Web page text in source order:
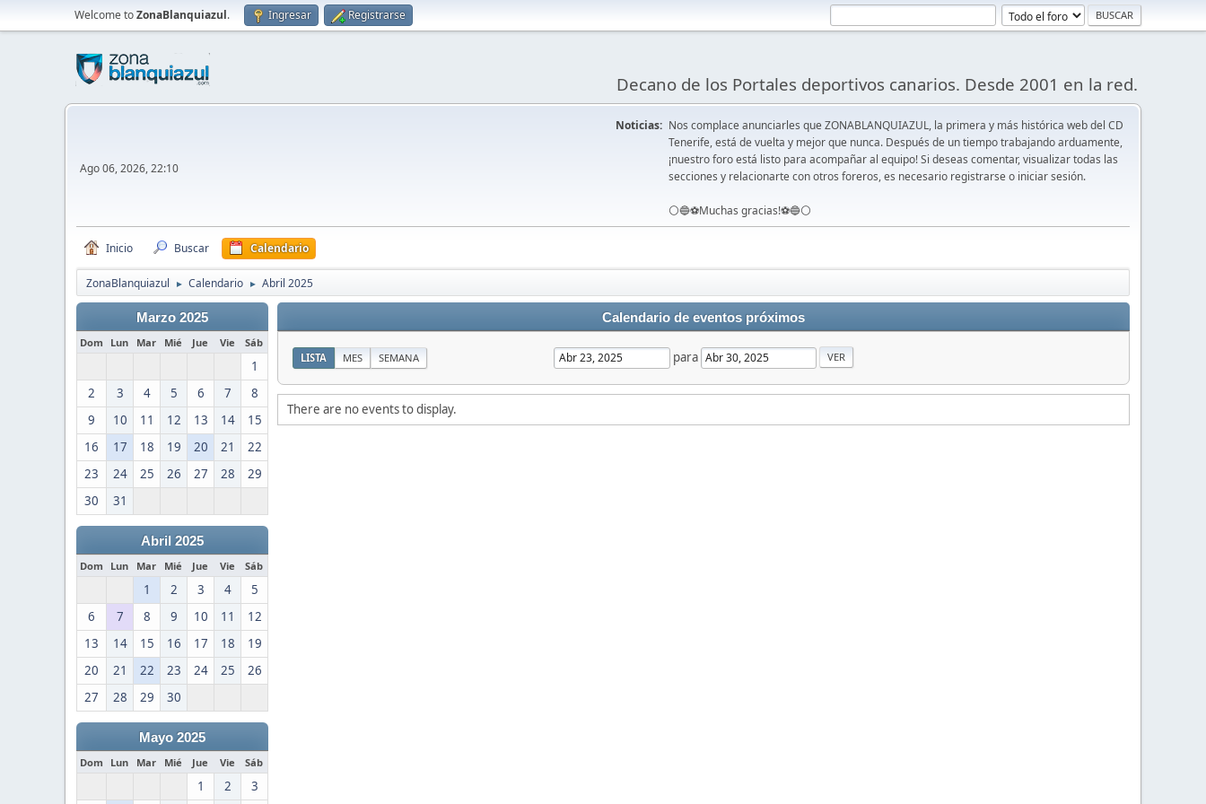
Welcome toZonaBlanquiazul. Ingresar Registrarse
Decano de los Portales deportivos canarios. Desde 2001 en la red.
Ago 06, 2026, 22:10
Noticias: Nos complace anunciarles que ZONABLANQUIAZUL, la primera y más histórica web del CD
Tenerife, está de vuelta y mejor que nunca. Después de un tiempo trabajando arduamente,
¡nuestro foro está listo para acompañar al equipo! Si deseas comentar, visualizar todas las
secciones y relacionarte con otros foreros, es necesario registrarse o iniciar sesión.
⚪️🔵⚽️Muchas gracias!⚽️🔵⚪️
Inicio Buscar Calendario
ZonaBlanquiazul ► Calendario ► Abril 2025
Marzo 2025
Dom Lun Mar Mié Jue Vie Sáb
1
2
3 4 5 6 7
8
9
10 11 12 13 14
15
16
17 18 19 20 21
22
23
24 25 26 27 28
29
30
31
Abril 2025
Dom Lun Mar Mié Jue Vie Sáb
1 2 3 4
5
6
7 8 9 10 11
12
13
14 15 16 17 18
19
20
21 22 23 24 25
26
27
28 29 30
Mayo 2025
Dom Lun Mar Mié Jue Vie Sáb
1 2 3
Calendario de eventos próximos
LISTA MES SEMANA para
There are no events to display.